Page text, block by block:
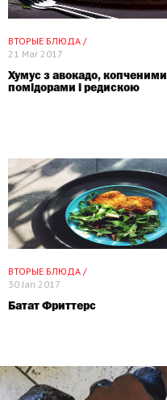
ВТОРЫЕ БЛЮДА /
21 Mar 2017
Хумус з авокадо, копченими
помідорами і редискою
ВТОРЫЕ БЛЮДА /
30 Jan 2017
Батат Фриттерс